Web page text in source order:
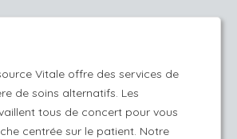
Vitale offre des services de
de soins alternatifs. Les
tous de concert pour vous
centrée sur le patient. Notre